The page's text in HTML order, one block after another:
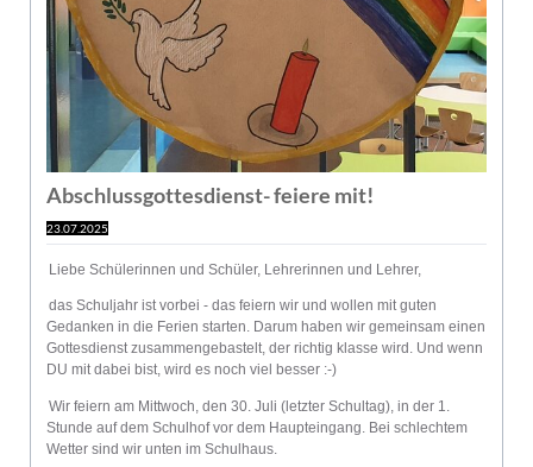
Abschlussgottesdienst- feiere mit!
23.07.2025
Liebe Schülerinnen und Schüler, Lehrerinnen und Lehrer,
das Schuljahr ist vorbei - das feiern wir und wollen mit guten
Gedanken in die Ferien starten. Darum haben wir gemeinsam einen
Gottesdienst zusammengebastelt, der richtig klasse wird. Und wenn
DU mit dabei bist, wird es noch viel besser :-)
Wir feiern am Mittwoch, den 30. Juli (letzter Schultag), in der 1.
Stunde auf dem Schulhof vor dem Haupteingang. Bei schlechtem
Wetter sind wir unten im Schulhaus.